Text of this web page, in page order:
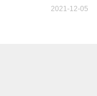
2021-12-05